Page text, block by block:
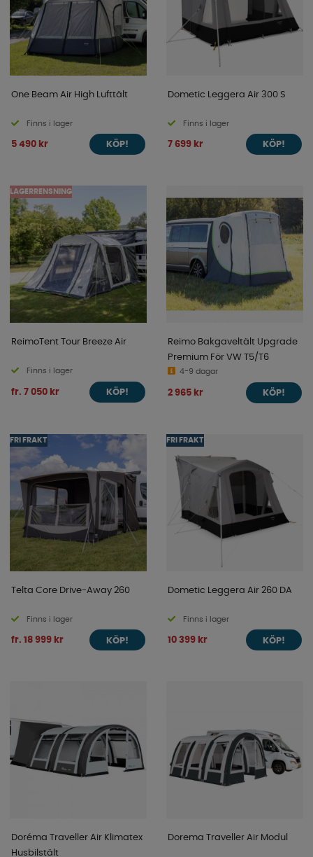
One Beam Air High Lufttält
Finns i lager
5 490 kr KÖP!
Dometic Leggera Air 300 S
Finns i lager
7 699 kr KÖP!
LAGERRENSNING
ReimoTent Tour Breeze Air
Finns i lager
fr. 7 050 kr KÖP!
Reimo Bakgaveltält Upgrade
Premium För VW T5/T6
4-9 dagar
2 965 kr KÖP!
FRI FRAKT
Telta Core Drive-Away 260
Finns i lager
fr. 18 999 kr KÖP!
FRI FRAKT
Dometic Leggera Air 260 DA
Finns i lager
10 399 kr KÖP!
Doréma Traveller Air Klimatex
Husbilstält
Dorema Traveller Air Modul